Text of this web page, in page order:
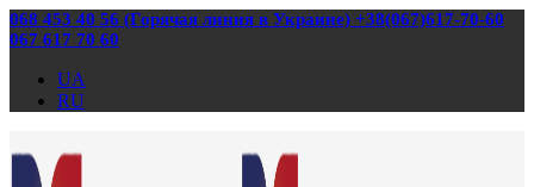
068 453 40 56 (Горячая линия в Украине) +38(067)617-70-60
067 617 70 60
UA
RU